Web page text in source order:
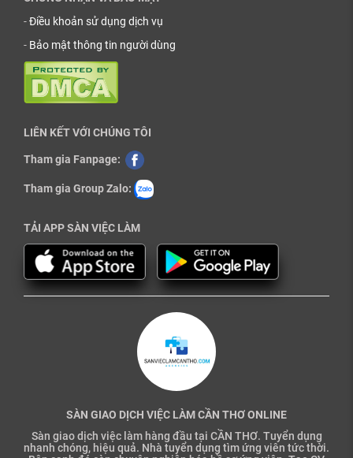
-Điều khoản sử dụng dịch vụ
- Bảo mật thông tin người dùng
LIÊN KẾT VỚI CHÚNG TÔI
Tham gia Fanpage:
Tham gia Group Zalo:
TẢI APP SÀN VIỆC LÀM
SÀN GIAO DỊCH VIỆC LÀM CẦN THƠ ONLINE
Sàn giao dịch việc làm hàng đầu tại CẦN THƠ. Tuyển dụng
nhanh chóng, hiệu quả. Nhà tuyển dụng tìm ứng viên tức thời.